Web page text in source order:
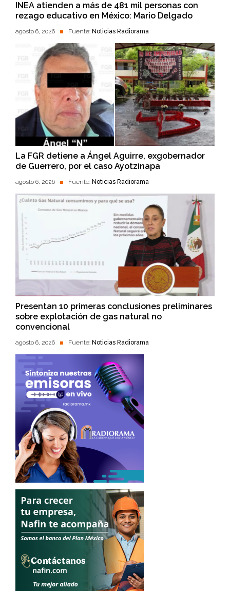
INEA atienden a más de 481 mil personas con
rezago educativo en México: Mario Delgado
agosto 6, 2026 Fuente: Noticias Radiorama
La FGR detiene a Ángel Aguirre, exgobernador
de Guerrero, por el caso Ayotzinapa
agosto 6, 2026 Fuente: Noticias Radiorama
Presentan 10 primeras conclusiones preliminares
sobre explotación de gas natural no
convencional
agosto 6, 2026 Fuente: Noticias Radiorama